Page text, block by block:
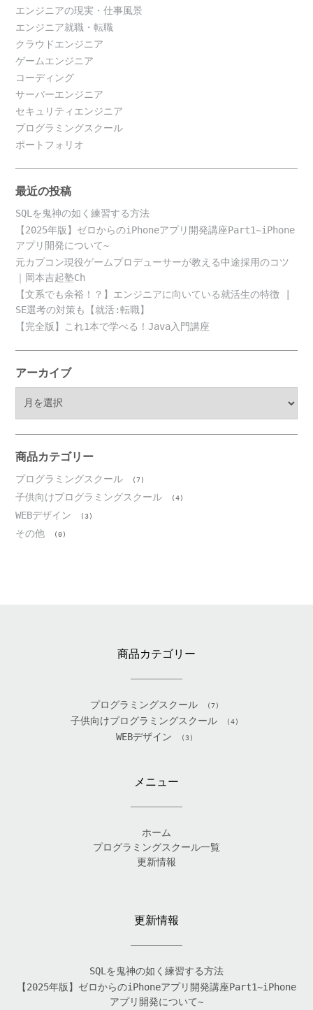
エンジニアの現実・仕事風景
エンジニア就職・転職
クラウドエンジニア
ゲームエンジニア
コーディング
サーバーエンジニア
セキュリティエンジニア
プログラミングスクール
ポートフォリオ
最近の投稿
SQLを鬼神の如く練習する方法
【2025年版】ゼロからのiPhoneアプリ開発講座Part1~iPhone
アプリ開発について~
元カプコン現役ゲームプロデューサーが教える中途採用のコツ
｜岡本吉起塾Ch
【文系でも余裕！？】エンジニアに向いている就活生の特徴 |
SE選考の対策も【就活:転職】
【完全版】これ1本で学べる！Java入門講座
アーカイブ
ブ
商品カテゴリー
プログラミングスクール (7)
子供向けプログラミングスクール (4)
WEBデザイン (3)
その他 (0)
商品カテゴリー
プログラミングスクール (7)
子供向けプログラミングスクール (4)
WEBデザイン (3)
メニュー
ホーム
プログラミングスクール一覧
更新情報
更新情報
SQLを鬼神の如く練習する方法
【2025年版】ゼロからのiPhoneアプリ開発講座Part1~iPhone
アプリ開発について~